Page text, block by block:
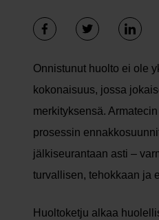
Onnistunut huolto ei ole
kokonaisuus, jossa
merkityksensä.
prosessin
jälkiseurantaan asti –
turvallisen, tehokkaan ja
Huoltoketju alkaa